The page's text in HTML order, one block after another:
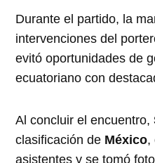
Durante el partido, la
intervenciones del
evitó oportunidades de
ecuatoriano con
Al concluir el encuentro,
clasificación de México,
asistentes y se tomó